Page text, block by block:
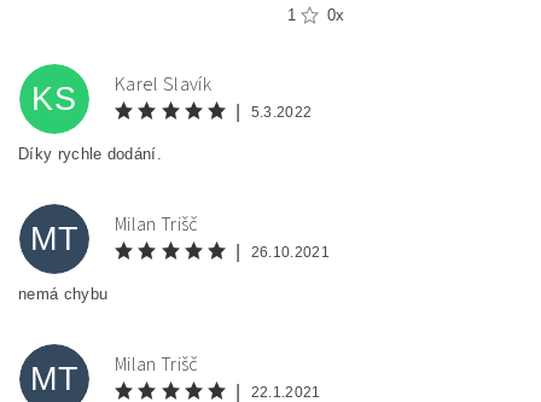
1
0x
KS Karel Slavík
5.3.2022
Díky rychle dodání.
MT Milan Trišč
26.10.2021
nemá chybu
MT Milan Trišč
22.1.2021